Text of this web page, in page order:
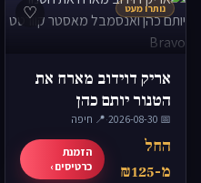
♡ נותרו מעט
אריק דוידוב מארח את
הטנור יותם כהן
ואנסמבל מאסטר
קוורטט Bravo
📅 2026-08-30
·📍 חיפה
החל
מ-₪125
הזמנת
כרטיסים ›